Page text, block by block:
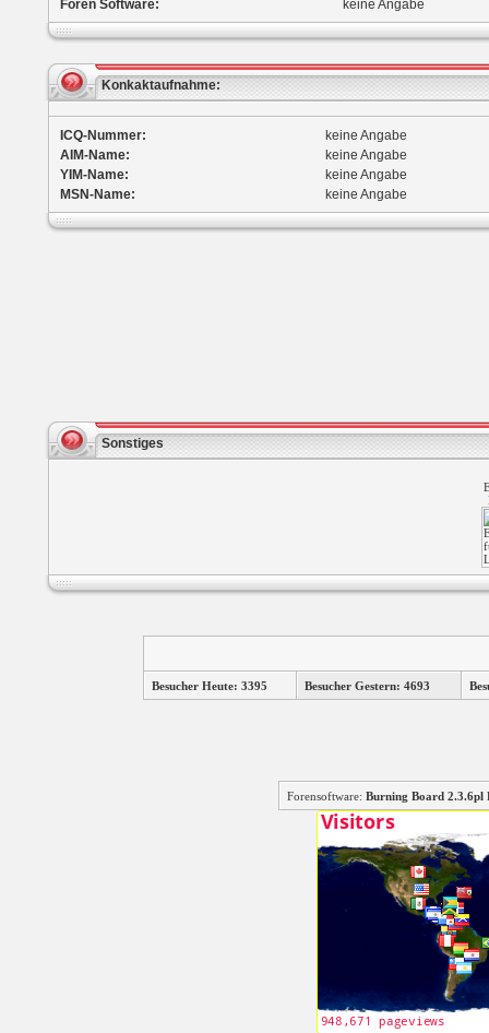
Foren Software:
keine Angabe
Konkaktaufnahme:
ICQ-Nummer:
keine Angabe
AIM-Name:
keine Angabe
YIM-Name:
keine Angabe
MSN-Name:
keine Angabe
Sonstiges
Besucher Heute: 3395 Besucher Gestern: 4693
Forensoftware: Burning Board